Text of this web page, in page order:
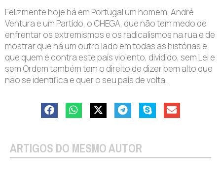
Felizmente hoje há em Portugal um homem, André
Ventura e um Partido, o CHEGA, que não tem medo de
enfrentar os extremismos e os radicalismos na rua e de
mostrar que há um outro lado em todas as histórias e
que quem é contra este país violento, dividido, sem Lei e
sem Ordem também tem o direito de dizer bem alto que
não se identifica e quer o seu país de volta.
ARTIGOS DO MESMO AUTOR